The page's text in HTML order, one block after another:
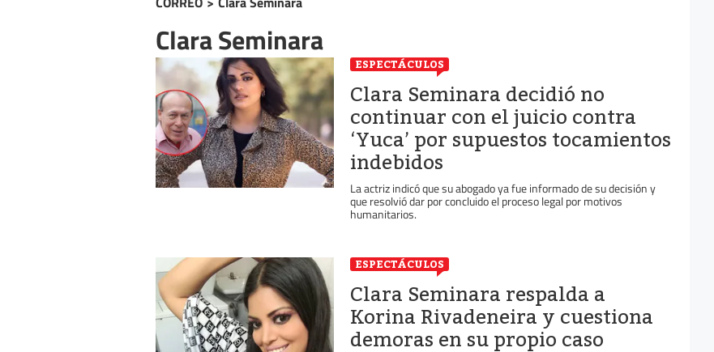
Clara Seminara
ESPECTÁCULOS
Clara Seminara decidió no
continuar con el juicio contra
‘Yuca’ por supuestos tocamientos
indebidos
La actriz indicó que su abogado ya fue informado de su decisión y
que resolvió dar por concluido el proceso legal por motivos
humanitarios.
ESPECTÁCULOS
Clara Seminara respalda a
Korina Rivadeneira y cuestiona
demoras en su propio caso